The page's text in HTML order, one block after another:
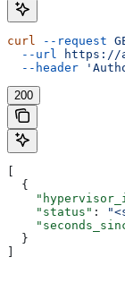
curl --request
  --url
https://
  --header
200
[
  {
    "status"
:
  }
]